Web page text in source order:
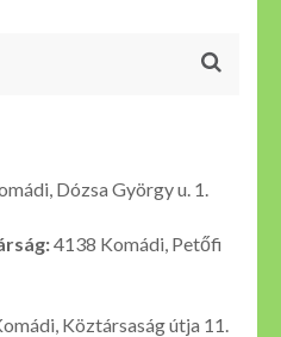
Dózsa György u. 1.
4138 Komádi, Petőfi
Köztársaság útja 11.